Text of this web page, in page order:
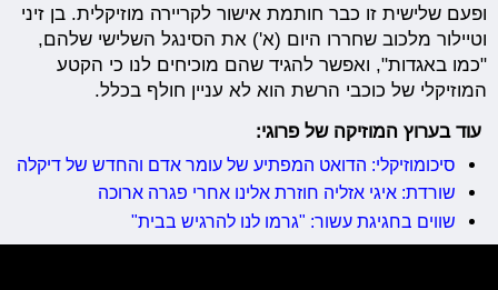
ופעם שלישית זו כבר חותמת אישור לקריירה מוזיקלית. בן זיני
וטיילור מלכוב שחררו היום (א') את הסינגל השלישי שלהם,
"כמו באגדות", ואפשר להגיד שהם מוכיחים לנו כי הקטע
המוזיקלי של כוכבי הרשת הוא לא עניין חולף בכלל.
עוד בערוץ המוזיקה של פרוגי:
סיכומוזיקלי: הדואט המפתיע של עומר אדם והחדש של דיקלה
שורדת: איגי אזליה חוזרת אלינו אחרי פגרה ארוכה
שווים בחגיגת עשור: "גרמו לנו להרגיש בבית"